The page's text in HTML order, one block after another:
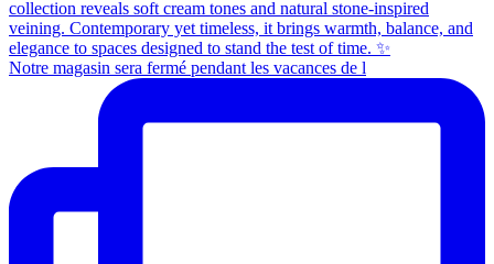
Notre magasin sera fermé pendant les vacances de l